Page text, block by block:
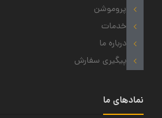
پروموشن
خدمات
درباره ما
پیگیری سفارش
نمادهای ما